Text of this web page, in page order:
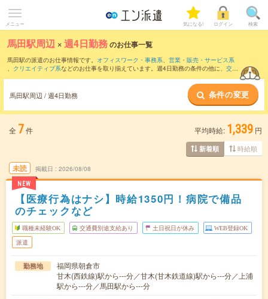
メニュー 気になる! ログイン 検索
馬田駅周辺 ×週4日勤務のお仕事一覧
馬田駅の派遣のお仕事情報です。 オフィスワーク・事務系、 営業・販売・サービス系
、 クリエイティブ系などのお仕事を取り揃えています。週4日勤務の条件の他に、 交通
馬田駅周辺 / 週4日勤務 条件の変更
全 7件 平均時給: 1,339 円
新着順 時給順
未読
NEW
掲載日 2026/08/08
【医療行為はナシ】時給1350円！病院で備品
のチェックなど
職種未経験OK 交通費別途支給あり 土日祝日が休み WEB登録OK
派遣
勤務地
福岡県朝倉市
甘木(西鉄線)駅から---分／甘木(甘木鉄道線)駅から---分／上浦
駅から---分／馬田駅から---分